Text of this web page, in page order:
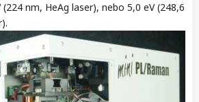
(224 nm, HeAg laser), nebo 5,0 eV (248,6